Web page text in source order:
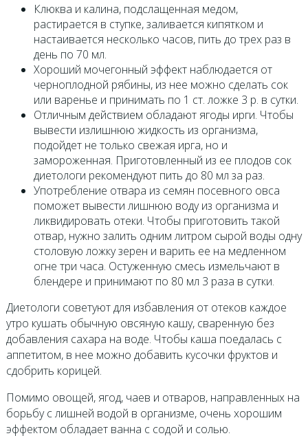
Клюква и калина, подслащенная медом,
растирается в ступке, заливается кипятком и
настаивается несколько часов, пить до трех раз в
день по 70 мл.
Хороший мочегонный эффект наблюдается от
черноплодной рябины, из нее можно сделать сок
или варенье и принимать по 1 ст. ложке 3 р. в сутки.
Отличным действием обладают ягоды ирги. Чтобы
вывести излишнюю жидкость из организма,
подойдет не только свежая ирга, но и
замороженная. Приготовленный из ее плодов сок
диетологи рекомендуют пить до 80 мл за раз.
Употребление отвара из семян посевного овса
поможет вывести лишнюю воду из организма и
ликвидировать отеки. Чтобы приготовить такой
отвар, нужно залить одним литром сырой воды одну
столовую ложку зерен и варить ее на медленном
огне три часа. Остуженную смесь измельчают в
блендере и принимают по 80 мл 3 раза в сутки.
Диетологи советуют для избавления от отеков каждое
утро кушать обычную овсяную кашу, сваренную без
добавления сахара на воде. Чтобы каша поедалась с
аппетитом, в нее можно добавить кусочки фруктов и
сдобрить корицей.
Помимо овощей, ягод, чаев и отваров, направленных на
борьбу с лишней водой в организме, очень хорошим
эффектом обладает ванна с содой и солью.